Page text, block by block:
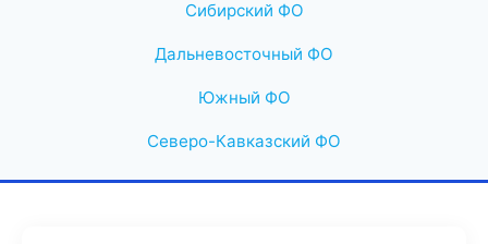
Сибирский ФО
Дальневосточный ФО
Южный ФО
Северо-Кавказский ФО